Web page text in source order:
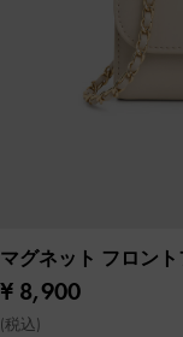
マグネット フロン
¥ 8,900
(税込)